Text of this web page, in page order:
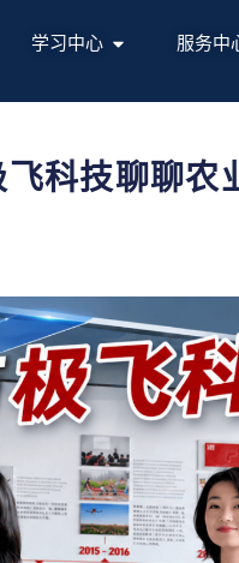
学习中心 服务中
科技聊聊农